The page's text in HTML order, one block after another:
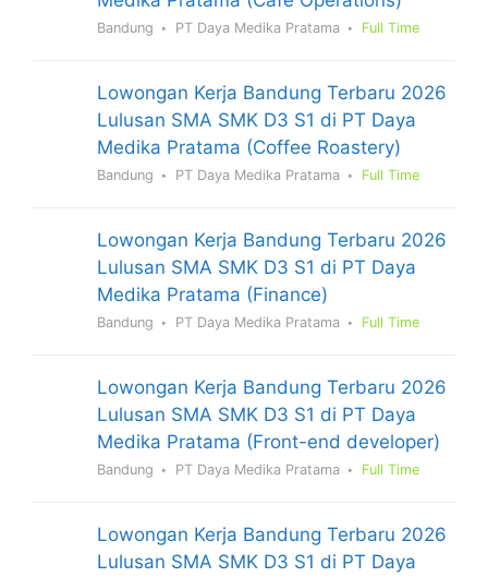
Bandung PT Daya Medika Pratama Full Time
Lowongan Kerja Bandung Terbaru 2026
Lulusan SMA SMK D3 S1 di PT Daya
Medika Pratama (Coffee Roastery)
Bandung PT Daya Medika Pratama Full Time
Lowongan Kerja Bandung Terbaru 2026
Lulusan SMA SMK D3 S1 di PT Daya
Medika Pratama (Finance)
Bandung PT Daya Medika Pratama Full Time
Lowongan Kerja Bandung Terbaru 2026
Lulusan SMA SMK D3 S1 di PT Daya
Medika Pratama (Front-end developer)
Bandung PT Daya Medika Pratama Full Time
Lowongan Kerja Bandung Terbaru 2026
Lulusan SMA SMK D3 S1 di PT Daya